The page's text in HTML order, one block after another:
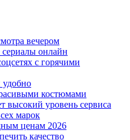
вечером
онлайн
с горячими
удобно
костюмами
высокий уровень сервиса
марок
ценам 2026
качество